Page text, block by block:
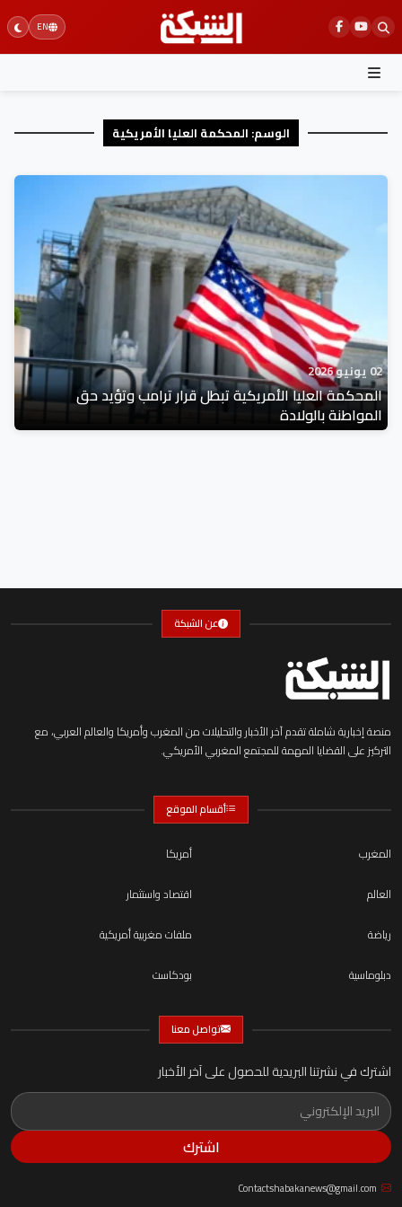
Skip
to
content
EN
الوسم: المحكمة العليا الأمريكية
02 يونيو 2026
المحكمة العليا الأمريكية تبطل قرار ترامب وتؤيد حق
المواطنة بالولادة
عن الشبكة
منصة إخبارية شاملة تقدم آخر الأخبار والتحليلات من المغرب وأمريكا والعالم العربي، مع
التركيز على القضايا المهمة للمجتمع المغربي الأمريكي.
أقسام الموقع
المغرب
أمريكا
العالم
اقتصاد واستثمار
رياضة
ملفات مغربية أمريكية
دبلوماسية
بودكاست
تواصل معنا
اشترك في نشرتنا البريدية للحصول على آخر الأخبار
اشترك
Contactshabakanews@gmail.com